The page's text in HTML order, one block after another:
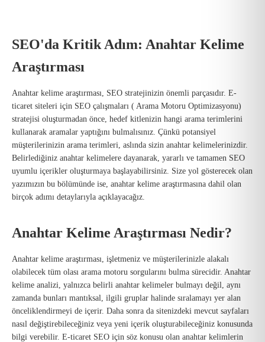
SEO'da Kritik Adım: Anahtar Kelime
Araştırması
Anahtar kelime araştırması, SEO stratejinizin önemli parçasıdır. E-
ticaret siteleri için SEO çalışmaları ( Arama Motoru Optimizasyonu)
stratejisi oluşturmadan önce, hedef kitlenizin hangi arama terimlerini
kullanarak aramalar yaptığını bulmalısınız. Çünkü potansiyel
müşterilerinizin arama terimleri, aslında sizin anahtar kelimelerinizdir.
Belirlediğiniz anahtar kelimelere dayanarak, yararlı ve tamamen SEO
uyumlu içerikler oluşturmaya başlayabilirsiniz. Size yol gösterecek olan
yazımızın bu bölümünde ise, anahtar kelime araştırmasına dahil olan
birçok adımı detaylarıyla açıklayacağız.
Anahtar Kelime Araştırması Nedir?
Anahtar kelime araştırması, işletmeniz ve müşterilerinizle alakalı
olabilecek tüm olası arama motoru sorgularını bulma sürecidir. Anahtar
kelime analizi, yalnızca belirli anahtar kelimeler bulmayı değil, aynı
zamanda bunları mantıksal, ilgili gruplar halinde sıralamayı yer alan
önceliklendirmeyi de içerir. Daha sonra da sitenizdeki mevcut sayfaları
nasıl değiştirebileceğiniz veya yeni içerik oluşturabileceğiniz konusunda
bilgi verebilir. E-ticaret SEO için söz konusu olan anahtar kelimlerin